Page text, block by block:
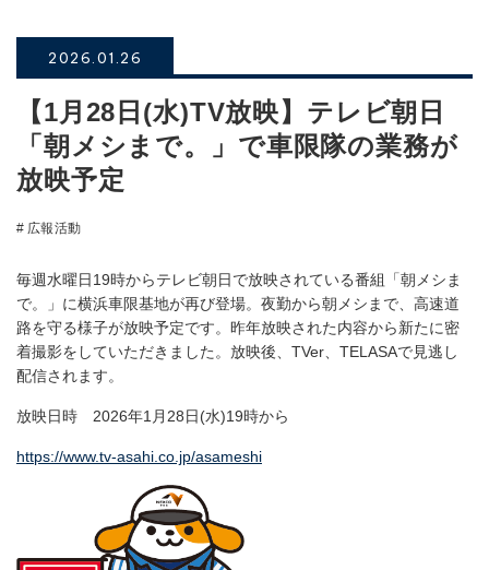
2026.01.26
【1月28日(水)TV放映】テレビ朝日
「朝メシまで。」で車限隊の業務が
放映予定
# 広報活動
毎週水曜日19時からテレビ朝日で放映されている番組「朝メシま
で。」に横浜車限基地が再び登場。夜勤から朝メシまで、高速道
路を守る様子が放映予定です。昨年放映された内容から新たに密
着撮影をしていただきました。放映後、TVer、TELASAで見逃し
配信されます。
放映日時 2026年1月28日(水)19時から
https://www.tv-asahi.co.jp/asameshi